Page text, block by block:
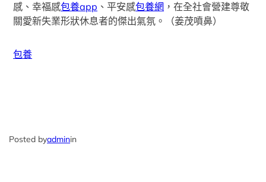
感、幸福感包養app 、平安感包養網 ，在全社會營建尊敬
關愛新失業形狀休息者的傑出氣氛。（姜茂噴鼻）
包養
Posted byadminin